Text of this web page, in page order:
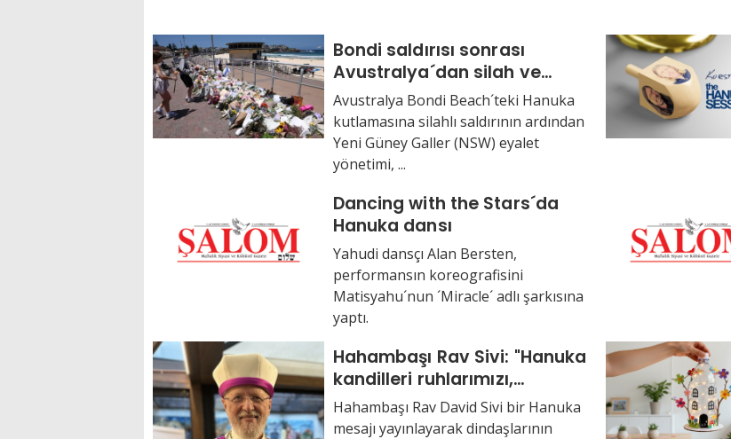
Bondi saldırısı sonrası
Avustralya´dan silah ve
protesto yasaları hamlesi
Avustralya Bondi Beach´teki Hanuka
kutlamasına silahlı saldırının ardından
Yeni Güney Galler (NSW) eyalet
yönetimi, ...
Dancing with the Stars´da
Hanuka dansı
Yahudi dansçı Alan Bersten,
performansın koreografisini
Matisyahu´nun ´Miracle´ adlı şarkısına
yaptı.
Hahambaşı Rav Sivi: "Hanuka
kandilleri ruhlarımızı,
evlerimizi, dünyamızı
aydınlatsın..."
Hahambaşı Rav David Sivi bir Hanuka
mesajı yayınlayarak dindaşlarının